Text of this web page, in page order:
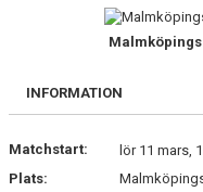
DOKUMENT
MATCHER
Malmköpings
INFORMATION
Matchstart:
lör 11 mars,
Plats: